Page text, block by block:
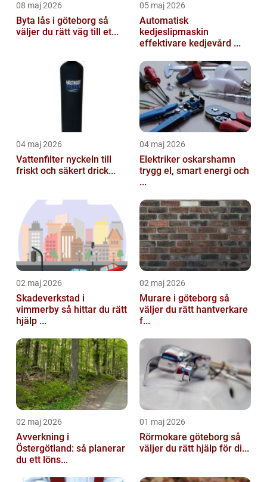
08 maj 2026
Byta lås i göteborg så
väljer du rätt väg till et...
05 maj 2026
Automatisk
kedjeslipmaskin
effektivare kedjevård ...
04 maj 2026
Vattenfilter nyckeln till
friskt och säkert drick...
04 maj 2026
Elektriker oskarshamn
trygg el, smart energi och
...
02 maj 2026
Skadeverkstad i
vimmerby så hittar du rätt
hjälp ...
02 maj 2026
Murare i göteborg så
väljer du rätt hantverkare
f...
02 maj 2026
Avverkning i
Östergötland: så planerar
du ett löns...
01 maj 2026
Rörmokare göteborg så
väljer du rätt hjälp för di...